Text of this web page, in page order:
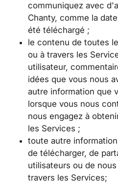
communiquez avec
Chanty, comme la
été téléchargé ;
le contenu de toutes
ou à travers les
utilisateur,
idées que vous nous
autre information que
lorsque vous nous
nous engagez à
les Services ;
toute autre
de télécharger, de
utilisateurs ou de
travers les Services;